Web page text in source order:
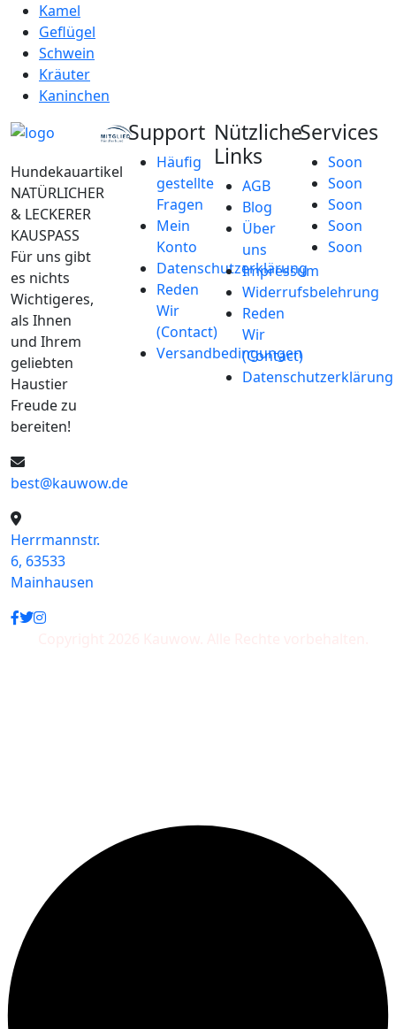
Kamel
Geflügel
Schwein
Kräuter
Kaninchen
Hundekauartikel
NATÜRLICHER
& LECKERER
KAUSPASS
Für uns gibt
es nichts
Wichtigeres,
als Ihnen
und Ihrem
geliebten
Haustier
Freude zu
bereiten!
best@kauwow.de
Herrmannstr.
6, 63533
Mainhausen
Support
Häufig
gestellte
Fragen
Mein
Konto
Datenschutzerklärung
Reden
Wir
(Contact)
Versandbedingungen
Nützliche
Links
AGB
Blog
Über
uns
Impressum
Widerrufsbelehrung
Reden
Wir
(Contact)
Datenschutzerklärung
Services
Soon
Soon
Soon
Soon
Soon